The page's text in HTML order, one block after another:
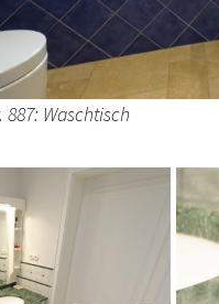
887: Waschtisch